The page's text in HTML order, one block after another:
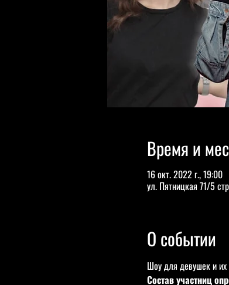
Время и
16 окт. 2022 г., 19:00
ул. Пятницкая 71/5
О событии
Шоу для девушек и
Состав участниц